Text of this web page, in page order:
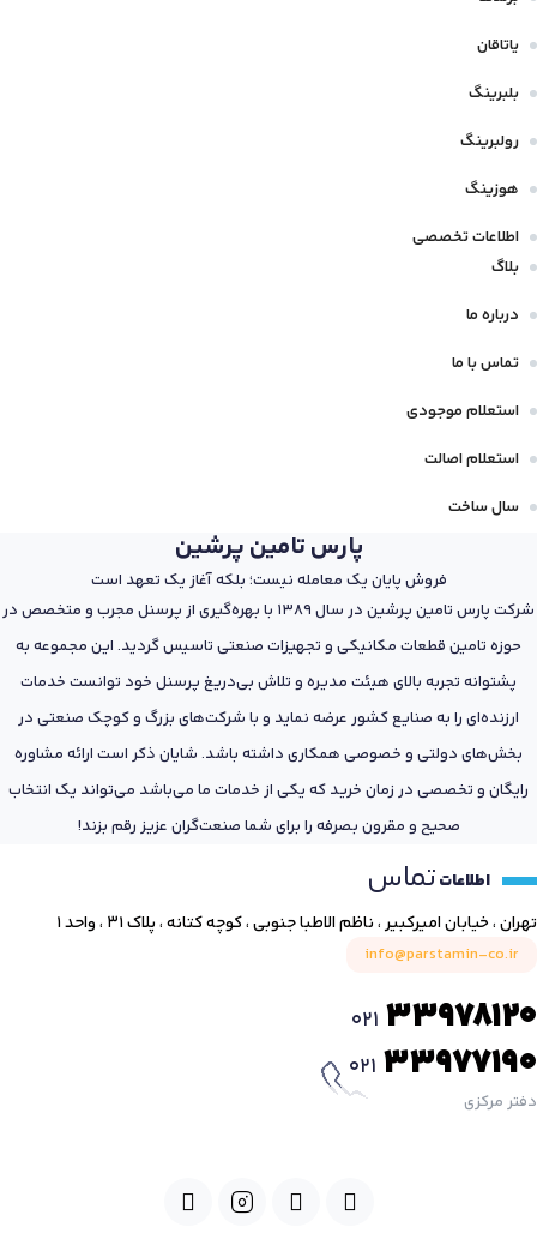
یاتاقان
بلبرینگ
رولبرینگ
هوزینگ
اطلاعات تخصصی
بلاگ
درباره ما
تماس با ما
استعلام موجودی
استعلام اصالت
سال ساخت
پارس تامین پرشین
فروش پایان یک معامله نیست؛ بلکه آغاز یک تعهد است
شرکت پارس تامین پرشین در سال 1389 با بهره‌گیری از پرسنل مجرب و متخصص در
حوزه تامین قطعات مکانیکی و تجهیزات صنعتی تاسیس گردید. این مجموعه به
پشتوانه تجربه بالای هیئت مدیره و تلاش بی‌دریغ پرسنل خود توانست خدمات
ارزنده‌ای را به صنایع کشور عرضه نماید و با شرکت‌های بزرگ و کوچک صنعتی در
بخش‌های دولتی و خصوصی همکاری داشته باشد. شایان ذکر است ارائه مشاوره
رایگان و تخصصی در زمان خرید که یکی از خدمات ما می‌باشد می‌تواند یک انتخاب
صحیح و مقرون بصرفه را برای شما صنعت‌گران عزیز رقم بزند!
اطلاعاتتماس
تهران ، خیابان امیرکبیر ، ناظم الاطبا جنوبی ، کوچه کتانه ، پلاک ۳۱ ، واحد ۱
info@parstamin-co.ir
021 33978120
021 33977190
دفتر مرکزی